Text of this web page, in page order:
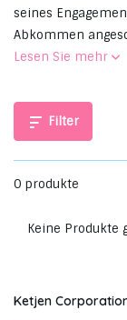
seines
Abkommen
Lesen Sie mehr
Filter
0 produkte
Keine Produkte
Ketjen